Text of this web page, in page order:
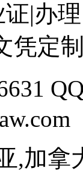
|办
凭定
,加拿